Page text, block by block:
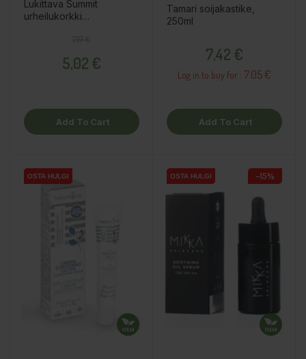
Lukittava Summit
urheilukorkki
5,02 €
Add To Cart
Tamari soijakastike,
250ml
7,42 €
Log in to buy for : 7.05 €
Add To Cart
OSTA HULGI
OSTA HULGI OSTA HULGI
OSTA HULGI −15%